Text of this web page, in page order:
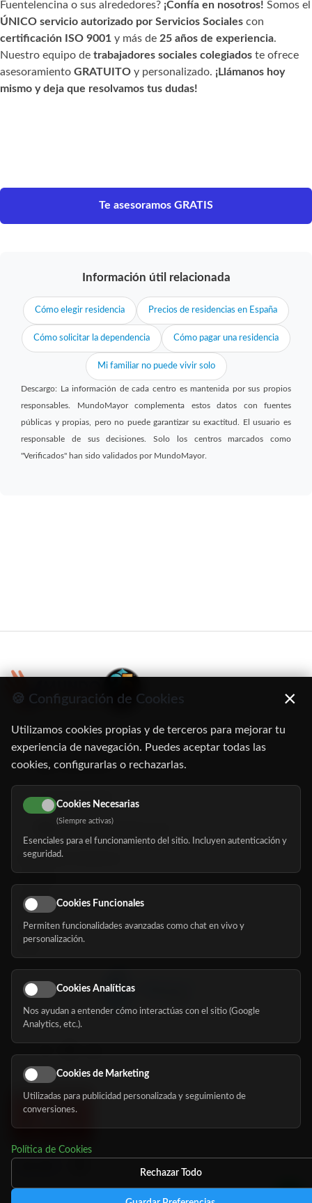
Fuentelencina o sus alrededores? ¡Confía en nosotros! Somos el
ÚNICO servicio autorizado por Servicios Sociales con
certificación ISO 9001 y más de 25 años de experiencia.
Nuestro equipo de trabajadores sociales colegiados te ofrece
asesoramiento GRATUITO y personalizado. ¡Llámanos hoy
mismo y deja que resolvamos tus dudas!
Te asesoramos GRATIS
Información útil relacionada
Cómo elegir residencia Precios de residencias en España
Cómo solicitar la dependencia Cómo pagar una residencia
Mi familiar no puede vivir solo
Descargo: La información de cada centro es mantenida por sus propios
responsables. MundoMayor complementa estos datos con fuentes
públicas y propias, pero no puede garantizar su exactitud. El usuario es
responsable de sus decisiones. Solo los centros marcados como
"Verificados" han sido validados por MundoMayor.
C/ Oruro, 11. 28016 Madrid
91 345 06 26
616 113 103
hola@mundomayor.com
Buscador de residencias
Eventos
Nosotros
Síguenos
🍪 Configuración de Cookies ×
Utilizamos cookies propias y de terceros para mejorar tu
experiencia de navegación. Puedes aceptar todas las
cookies, configurarlas o rechazarlas.
Cookies Necesarias
(Siempre activas)
Esenciales para el funcionamiento del sitio. Incluyen autenticación y
seguridad.
Cookies Funcionales
Permiten funcionalidades avanzadas como chat en vivo y
personalización.
Cookies Analíticas
Nos ayudan a entender cómo interactúas con el sitio (Google
Analytics, etc.).
Cookies de Marketing
Utilizadas para publicidad personalizada y seguimiento de
conversiones.
Política de Cookies
Rechazar Todo